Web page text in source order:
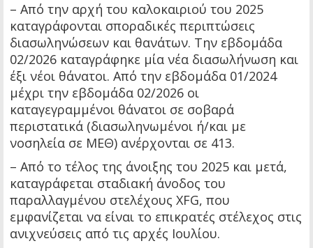
– Από την αρχή του καλοκαιριού του 2025
καταγράφονται σποραδικές περιπτώσεις
διασωληνώσεων και θανάτων. Την εβδομάδα
02/2026 καταγράφηκε μία νέα διασωλήνωση και
έξι νέοι θάνατοι. Από την εβδομάδα 01/2024
μέχρι την εβδομάδα 02/2026 οι
καταγεγραμμένοι θάνατοι σε σοβαρά
περιστατικά (διασωληνωμένοι ή/και με
νοσηλεία σε ΜΕΘ) ανέρχονται σε 413.
– Από το τέλος της άνοιξης του 2025 και μετά,
καταγράφεται σταδιακή άνοδος του
παραλλαγμένου στελέχους XFG, που
εμφανίζεται να είναι το επικρατές στέλεχος στις
ανιχνεύσεις από τις αρχές Ιουλίου.